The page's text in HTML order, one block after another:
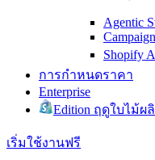
Agentic
Shopify
การกำหนดราคา
Enterprise
Edition ฤดูใบไม้ผ
เริ่มใช้งานฟรี